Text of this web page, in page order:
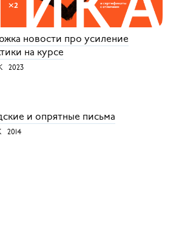
новости про усиление
на курсе
2023
и опрятные письма
2014